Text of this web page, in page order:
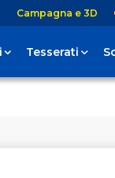
Campagna e 3D
Tesserati